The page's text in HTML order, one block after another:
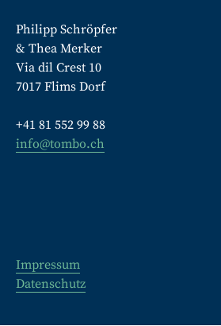
Philipp Schröpfer
& Thea Merker
Via dil Crest 10
7017 Flims Dorf
+41 81 552 99 88
info@tombo.ch
Impressum
Datenschutz